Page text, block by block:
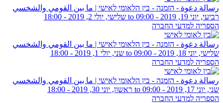
رسالة دعوة - הזמנה - בין הלאומי לאישי | ما بين القومي والشخسي
רביעי, יוני 19, 2019 - 09:00
שלישי, יולי 2, 2019 - 18:00
הספריה למדעי החברה
رسالة دعوة - הזמנה - בין הלאומי לאישי | ما بين القومي والشخسي
שלישי, יוני 18, 2019 - 09:00
שני, יולי 1, 2019 - 18:00
הספריה למדעי החברה
رسالة دعوة - הזמנה - בין הלאומי לאישי | ما بين القومي والشخسي
שני, יוני 17, 2019 - 09:00
ראשון, יוני 30, 2019 - 18:00
הספריה למדעי החברה